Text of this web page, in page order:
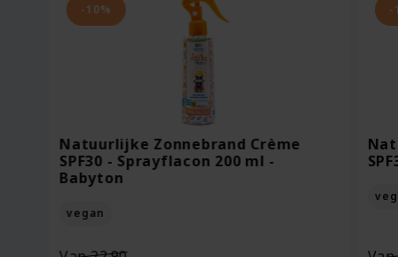
Bekijken
Oorspronkelijke
is:
€13.27.
Bekijken
-10%
Natuurlijke Zonnebrand Crème
SPF30 - Sprayflacon 200 ml -
Babyton
vegan
-